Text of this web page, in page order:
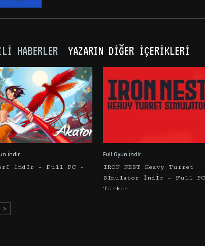
HABERLER YAZARIN DIĞER İÇERIKLERI
İndir
İndir – Full PC +
Full Oyun İndir
IRON NEST Heavy Turret
Simulator İndir – Full
Türkçe